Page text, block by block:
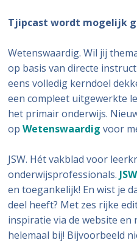
Tjipcast wordt mogelijk
Wetenswaardig. Wil jij
op basis van directe
eens volledig kerndoel
een compleet uitgewerkte
het primair onderwijs.
opWetenswaardig voor
JSW. Hét vakblad voor
onderwijsprofessionals. JSW
en toegankelijk! En wist je
deel heeft? Met zes rijke
inspiratie via de website
helemaal bij! Bijvoorbeeld